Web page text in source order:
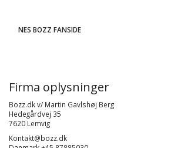
NES BOZZ FANSIDE
Firma oplysninger
Bozz.dk v/ Martin Gavlshøj Berg
Hedegårdvej 35
7620 Lemvig
Kontakt@bozz.dk